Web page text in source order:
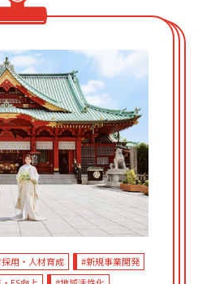
用・人材育成
#新規事業開発